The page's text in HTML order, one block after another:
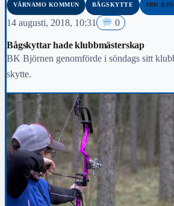
VÄRNAMO KOMMUN BÅGSKYTTE #BK
14 augusti, 2018, 10:31 0
Bågskyttar hade klubbmästerskap
BK Björnen genomförde i söndags sitt
skytte.